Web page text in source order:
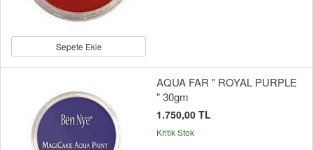
Sepete Ekle
AQUA FAR " ROYAL PURPLE
" 30gm
1.750,00 TL
Kritik Stok